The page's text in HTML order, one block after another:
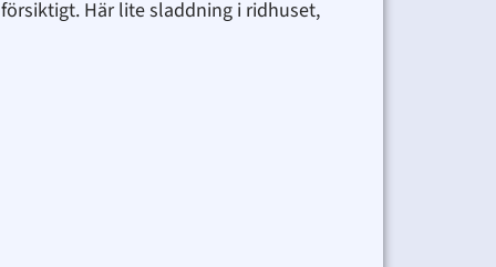
Här lite sladdning i ridhuset,